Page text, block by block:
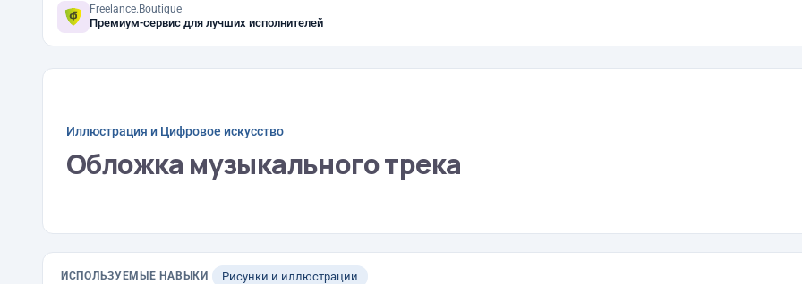
Freelance.Boutique
Премиум-сервис для лучших исполнителей
Иллюстрация и Цифровое искусство
Обложка музыкального трека
ИСПОЛЬЗУЕМЫЕ НАВЫКИ Рисунки и иллюстрации